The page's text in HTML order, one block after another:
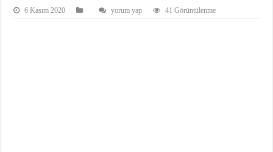
6 Kasım 2020 yorum yap 41 Görüntülenme